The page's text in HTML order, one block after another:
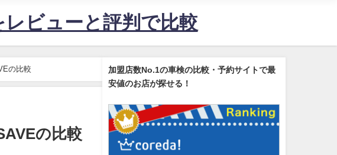
ビューと評判で比較
の比較
の比較
加盟店数No.1の車検の比較・予約サイトで最
安値のお店が探せる！